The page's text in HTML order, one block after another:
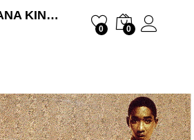
中古ﾚｺｰﾄﾞ DIANA KING – AIN’T NOBODY
0 0